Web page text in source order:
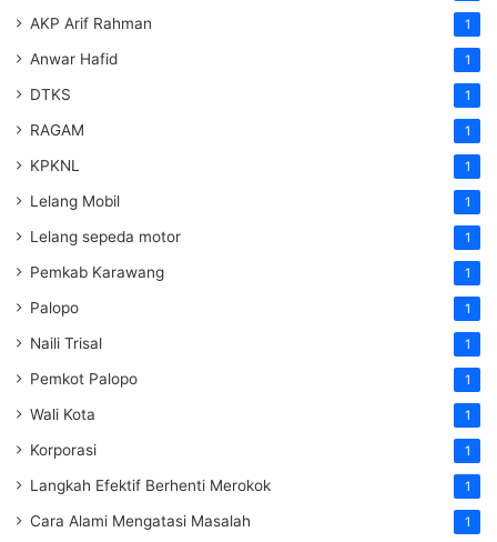
AKP Arif Rahman 1
Anwar Hafid 1
DTKS 1
RAGAM 1
KPKNL 1
Lelang Mobil 1
Lelang sepeda motor 1
Pemkab Karawang 1
Palopo 1
Naili Trisal 1
Pemkot Palopo 1
Wali Kota 1
Korporasi 1
Langkah Efektif Berhenti Merokok 1
Cara Alami Mengatasi Masalah 1